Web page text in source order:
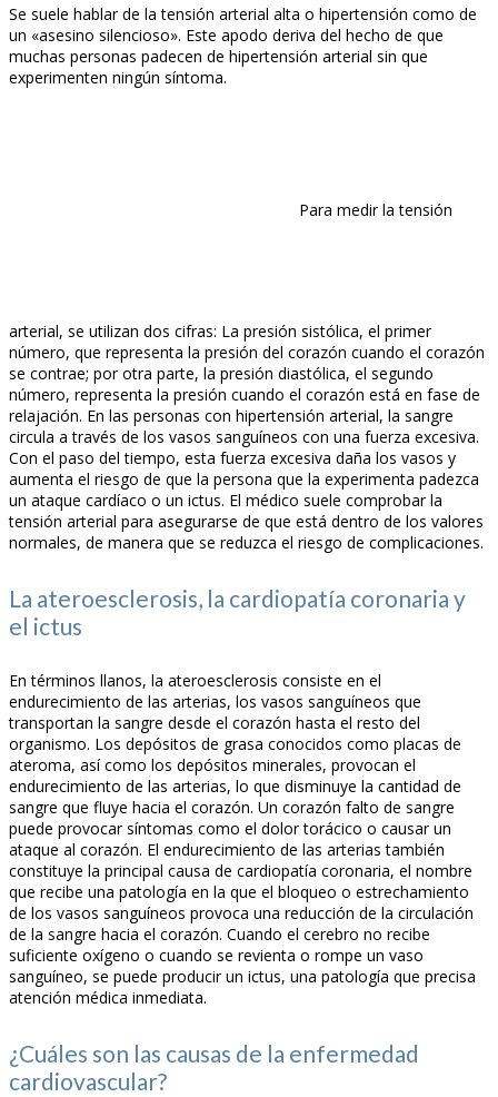
Se suele hablar de la tensión arterial alta o hipertensión como de
un «asesino silencioso». Este apodo deriva del hecho de que
muchas personas padecen de hipertensión arterial sin que
experimenten ningún síntoma.
Para medir la tensión
arterial, se utilizan dos cifras: La presión sistólica, el primer
número, que representa la presión del corazón cuando el corazón
se contrae; por otra parte, la presión diastólica, el segundo
número, representa la presión cuando el corazón está en fase de
relajación. En las personas con hipertensión arterial, la sangre
circula a través de los vasos sanguíneos con una fuerza excesiva.
Con el paso del tiempo, esta fuerza excesiva daña los vasos y
aumenta el riesgo de que la persona que la experimenta padezca
un ataque cardíaco o un ictus. El médico suele comprobar la
tensión arterial para asegurarse de que está dentro de los valores
normales, de manera que se reduzca el riesgo de complicaciones.
La ateroesclerosis, la cardiopatía coronaria y
el ictus
En términos llanos, la ateroesclerosis consiste en el
endurecimiento de las arterias, los vasos sanguíneos que
transportan la sangre desde el corazón hasta el resto del
organismo. Los depósitos de grasa conocidos como placas de
ateroma, así como los depósitos minerales, provocan el
endurecimiento de las arterias, lo que disminuye la cantidad de
sangre que fluye hacia el corazón. Un corazón falto de sangre
puede provocar síntomas como el dolor torácico o causar un
ataque al corazón. El endurecimiento de las arterias también
constituye la principal causa de cardiopatía coronaria, el nombre
que recibe una patología en la que el bloqueo o estrechamiento
de los vasos sanguíneos provoca una reducción de la circulación
de la sangre hacia el corazón. Cuando el cerebro no recibe
suficiente oxígeno o cuando se revienta o rompe un vaso
sanguíneo, se puede producir un ictus, una patología que precisa
atención médica inmediata.
¿Cuáles son las causas de la enfermedad
cardiovascular?